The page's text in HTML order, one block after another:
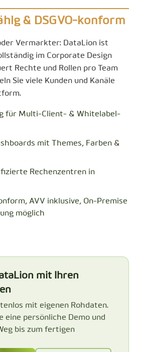
& DSGVO-konform
Vermarkter: DataLion ist
im Corporate Design
Rechte und Rollen pro Team
Sie viele Kunden und Kanäle
für Multi-Client- & Whitelabel-
mit Themes, Farben &
Rechenzentren in
AVV inklusive, On-Premise
möglich
mit Ihren
mit eigenen Rohdaten.
eine persönliche Demo und
bis zum fertigen